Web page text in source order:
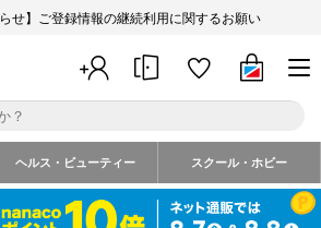
らせ】ご登録情報の継続利用に関するお願い
ヘルス・ビューティー スクール・ホビー